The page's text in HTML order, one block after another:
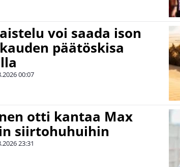
voi saada ison
päätöskisa
00:07
otti kantaa Max
siirtohuhuihin
23:31